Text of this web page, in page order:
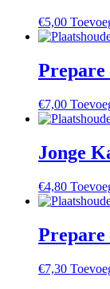
€5,00
Prepare
€7,00
Jonge
€4,80
Prepare
€7,30